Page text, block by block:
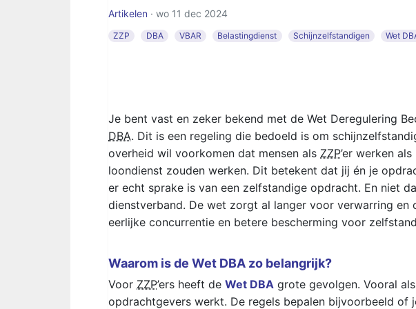
Artikelen · wo 11 dec 2024
ZZP DBA VBAR Belastingdienst Schijnzelfstandigen Wet
Je bent vast en zeker bekend met de Wet Deregulering
DBA. Dit is een regeling die bedoeld is om
overheid wil voorkomen dat mensen als ZZP’er werken
loondienst zouden werken. Dit betekent dat jij én je
er echt sprake is van een zelfstandige opdracht. En niet
dienstverband. De wet zorgt al langer voor verwarring en
eerlijke concurrentie en betere bescherming voor
Waarom is de Wet DBA zo belangrijk?
Voor ZZP’ers heeft de Wet DBA grote gevolgen. Vooral
opdrachtgevers werkt. De regels bepalen bijvoorbeeld of